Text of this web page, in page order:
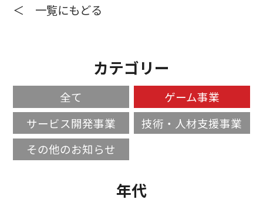
＜ 一覧にもどる
カテゴリー
全て
ゲーム事業
サービス開発事業
技術・人材支援事業
その他のお知らせ
年代